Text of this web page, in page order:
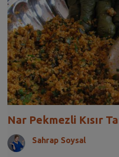
Nar Pekmezli Kısır
Sahrap Soysal